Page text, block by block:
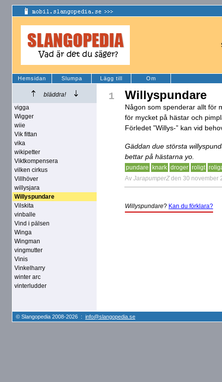
Hemsidan Slumpa Lägg till Om
bläddra!
vigga
Wigger
wiie
Vik fittan
vika
wikipetter
Viktkompensera
vilken cirkus
Villhöver
willysjara
Willyspundare
Vilskita
vinballe
Vind i pälsen
Winga
Wingman
vingmutter
Vinis
Vinkelharry
winter arc
vinterludder
1 Willyspundare
Någon som spenderar allt för
för mycket på hästar och
Förledet ”Willys-” kan vid
Gäddan due största
bettar på hästarna yo.
pundare knark droger roligt
Av JarapumperZ den 30 november
Willyspundare? Kan du förklara?
© Slangopedia 2008-2026 : info@slangopedia.se